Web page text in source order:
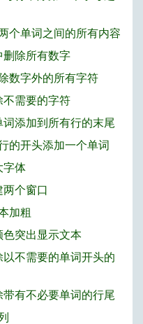
个单词之间的所有内容
删除所有数字
数字外的所有字符
不需要的字符
添加到所有行的末尾
的开头添加一个单词
字体
个窗口
加粗
色突出显示文本
不需要的单词开头的
有不必要单词的行尾